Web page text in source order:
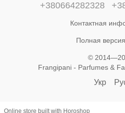
+380664282328
Контактная
Полная
©
Frangipani - Parfumes &
Укр
Online store built with Horoshop